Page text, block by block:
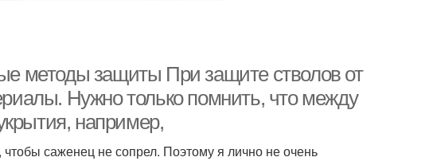
методы защиты При защите стволов от
Нужно только помнить, что между
например,
саженец не сопрел. Поэтому я лично не очень